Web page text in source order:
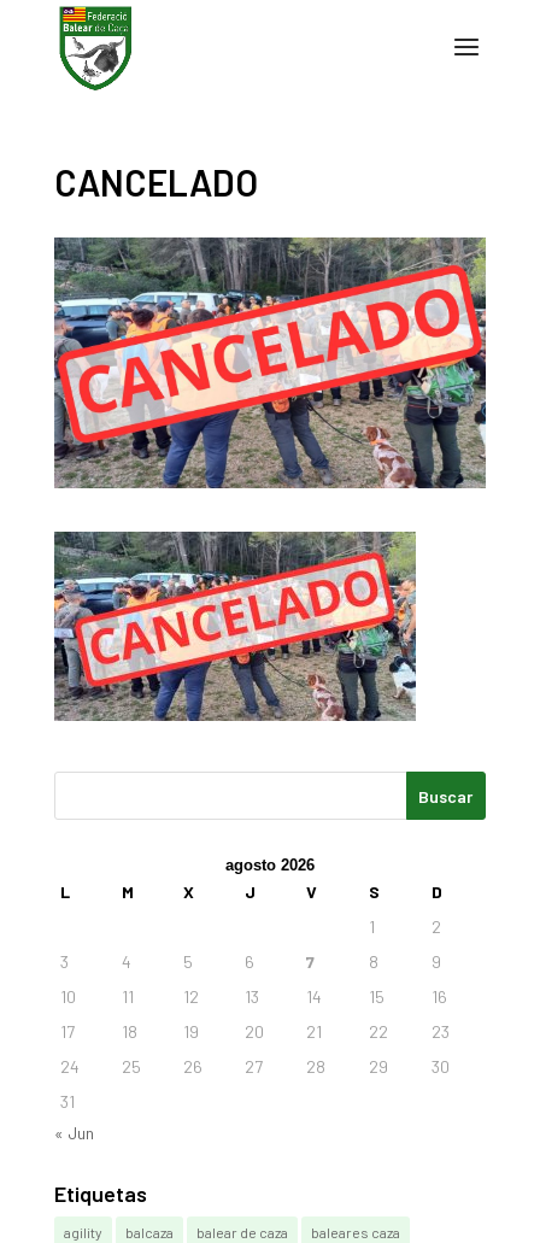
CANCELADO
agosto 2026
L M X J V S
D
1
2
3
4 5 6 7 8
9
10
11 12 13 14 15
16
17
18 19 20 21 22
23
24
25 26 27 28 29
30
31
« Jun
Etiquetas
agility balcaza balear de caza baleares caza